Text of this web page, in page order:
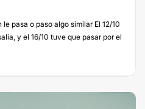
pasa o paso algo similar El 12/10
y el 16/10 tuve que pasar por el